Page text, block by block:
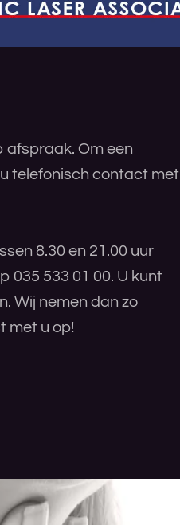
afspraak. Om een
telefonisch contact met
8.30 en 21.00 uur
035 533 01 00. U kunt
Wij nemen dan zo
met u op!